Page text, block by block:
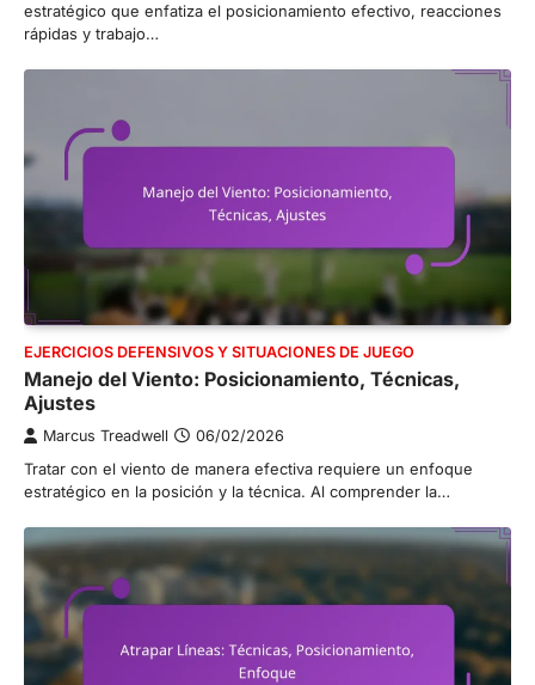
estratégico que enfatiza el posicionamiento efectivo, reacciones
rápidas y trabajo…
EJERCICIOS DEFENSIVOS Y SITUACIONES DE JUEGO
Manejo del Viento: Posicionamiento, Técnicas,
Ajustes
Marcus Treadwell 06/02/2026
Tratar con el viento de manera efectiva requiere un enfoque
estratégico en la posición y la técnica. Al comprender la…